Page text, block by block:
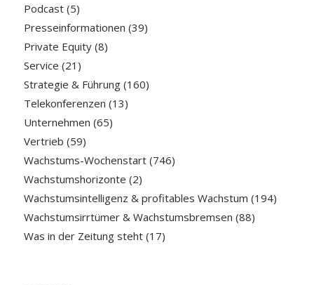
Podcast(5)
Presseinformationen (39)
Private Equity(8)
Service (21)
Strategie & Führung(160)
Telekonferenzen (13)
Unternehmen (65)
Vertrieb (59)
Wachstums-Wochenstart(746)
Wachstumshorizonte (2)
Wachstumsintelligenz & profitables Wachstum (194)
Wachstumsirrtümer & Wachstumsbremsen (88)
Was in der Zeitung steht(17)